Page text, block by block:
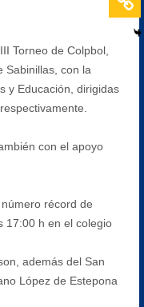
Torneo de Colpbol,
Sabinillas, con la
y Educación, dirigidas
con el apoyo
récord de
17:00 h en el colegio
además del San
López de Estepona